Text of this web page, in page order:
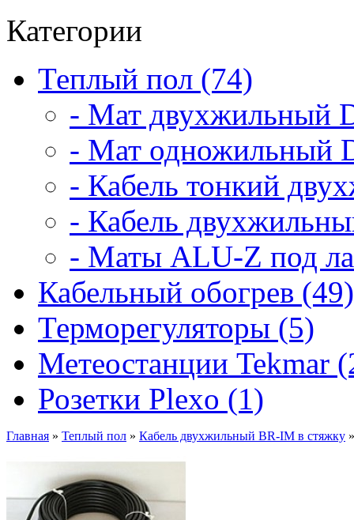
Категории
Теплый пол (74)
- Мат двухжильный
- Мат одножильный
- Кабель тонкий
- Кабель
- Маты ALU-Z под
Кабельный обогрев (49)
Терморегуляторы (5)
Метеостанции Tekmar
Розетки Plexo (1)
Главная » Теплый пол » Кабель двухжильный BR-IM в стяжку